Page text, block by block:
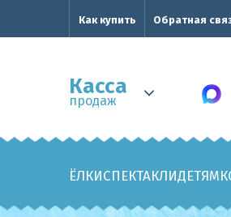
Как купить Обратная
Касса
продаж
ЁЛКИСПЕКТАКЛИДЕТЯМ